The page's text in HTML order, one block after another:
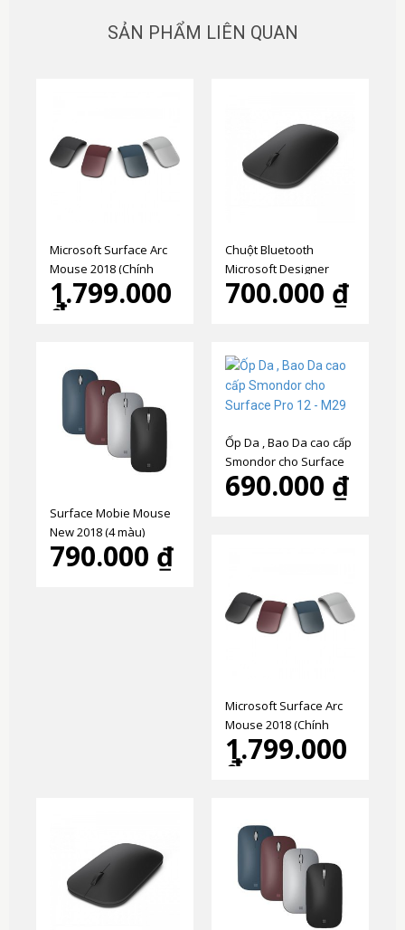
SẢN PHẨM LIÊN QUAN
Microsoft Surface Arc
Mouse 2018 (Chính
Hãng)
1.799.000
₫
Chuột Bluetooth
Microsoft Designer
Mouse chính hãng
700.000 ₫
Surface Mobie Mouse
New 2018 (4 màu)
790.000 ₫
Ốp Da , Bao Da cao cấp
Smondor cho Surface
Pro 12 - M29
690.000 ₫
Microsoft Surface Arc
Mouse 2018 (Chính
Hãng)
1.799.000
₫